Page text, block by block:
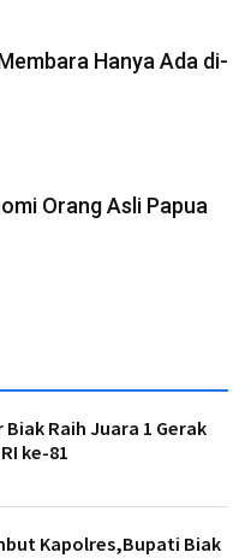
Hanya Ada di-
Orang Asli Papua
Biak Raih Juara 1 Gerak
ke-81
Kapolres,Bupati Biak